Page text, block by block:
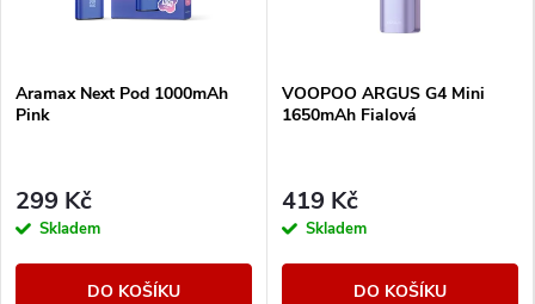
Aramax Next Pod 1000mAh
Pink
299 Kč
Skladem
DO KOŠÍKU
VOOPOO ARGUS G4 Mini
1650mAh Fialová
419 Kč
Skladem
DO KOŠÍKU